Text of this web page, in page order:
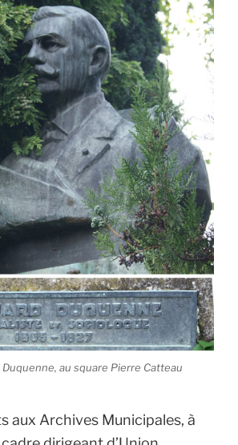
Duquenne, au square Pierre Catteau
aux Archives Municipales, à